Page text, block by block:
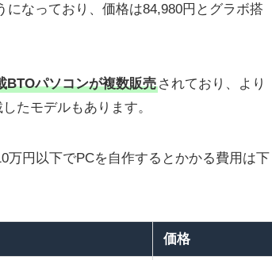
なっており、価格は84,980円とグラボ搭
BTOパソコンが複数販売 されており、より
たモデルもあります。
万円以下でPCを自作するとかかる費用は下
価格